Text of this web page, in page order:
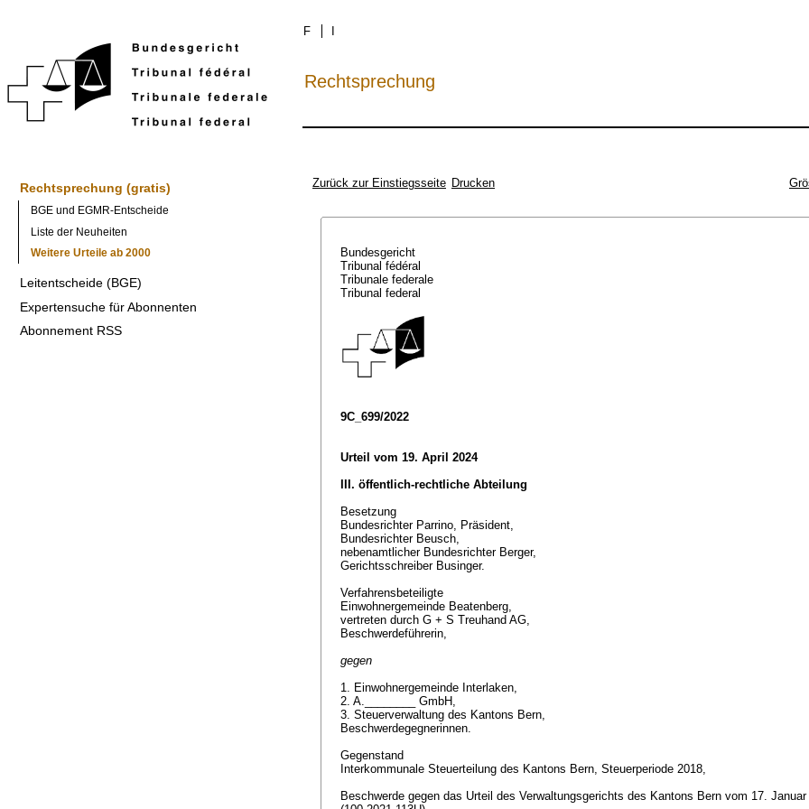
F
Rechtsprechung
Rechtsprechung (gratis)
BGE und EGMR-Entscheide
Liste der Neuheiten
Weitere Urteile ab 2000
Leitentscheide (BGE)
Expertensuche für Abonnenten
Abonnement RSS
Zurück zur Einstiegsseite Drucken
Bundesgericht
Tribunal fédéral
Tribunale federale
Tribunal federal
9C_699/2022
Urteil vom 19. April 2024
III. öffentlich-rechtliche Abteilung
Besetzung
Bundesrichter Parrino, Präsident,
Bundesrichter Beusch,
nebenamtlicher Bundesrichter Berger,
Gerichtsschreiber Businger.
Verfahrensbeteiligte
Einwohnergemeinde Beatenberg,
vertreten durch G + S Treuhand AG,
Beschwerdeführerin,
gegen
1. Einwohnergemeinde Interlaken,
2. A.________ GmbH,
3. Steuerverwaltung des Kantons Bern,
Beschwerdegegnerinnen.
Gegenstand
Interkommunale Steuerteilung des Kantons Bern, Steuerperiode 2018,
Beschwerde gegen das Urteil des Verwaltungsgerichts des Kantons Bern vom 17. Januar